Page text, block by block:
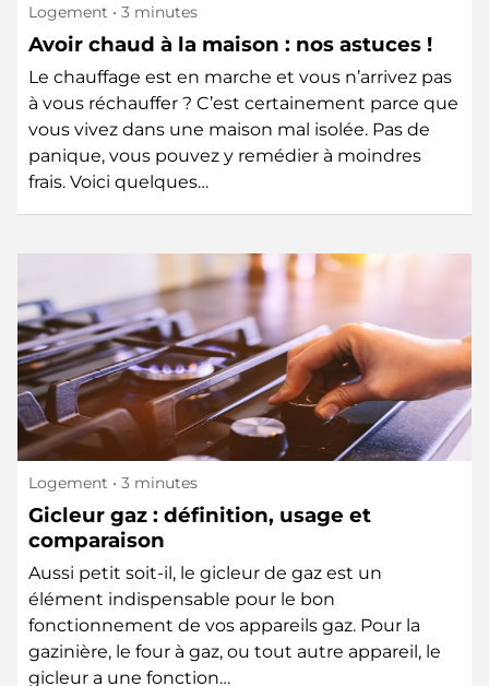
Logement • 3 minutes
Avoir chaud à la maison : nos astuces !
Le chauffage est en marche et vous n’arrivez pas
à vous réchauffer ? C’est certainement parce que
vous vivez dans une maison mal isolée. Pas de
panique, vous pouvez y remédier à moindres
frais. Voici quelques…
Logement • 3 minutes
Gicleur gaz : définition, usage et
comparaison
Aussi petit soit-il, le gicleur de gaz est un
élément indispensable pour le bon
fonctionnement de vos appareils gaz. Pour la
gazinière, le four à gaz, ou tout autre appareil, le
gicleur a une fonction…